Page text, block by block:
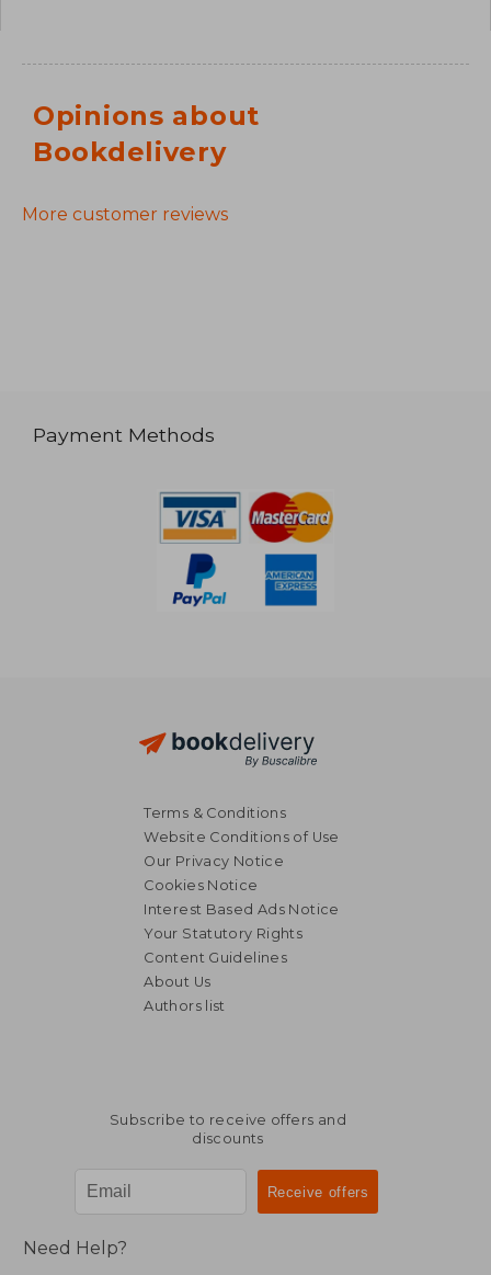
Opinions about
Bookdelivery
More customer reviews
Payment Methods
Terms & Conditions
Website Conditions of Use
Our Privacy Notice
Cookies Notice
Interest Based Ads Notice
Your Statutory Rights
Content Guidelines
About Us
Authors list
Subscribe to receive offers and
discounts
Need Help?